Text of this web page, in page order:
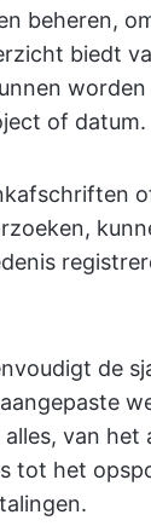
beheren,
biedt
of datum.
de
van het
tot het